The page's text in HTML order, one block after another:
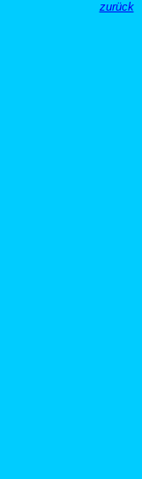
zurück